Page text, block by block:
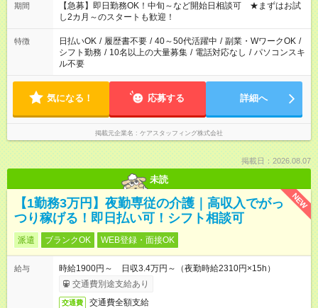
期間
【急募】即日勤務OK！中旬～など開始日相談可 ★まずはお試
し2カ月～のスタートも歓迎！
特徴 日払いOK / 履歴書不要 / 40～50代活躍中 / 副業・WワークOK /
シフト勤務 / 10名以上の大量募集 / 電話対応なし / パソコンスキ
ル不要
気になる！ 応募する 詳細へ
掲載元企業名 ケアスタッフィング株式会社
掲載日：2026.08.07
未読
NEW
【1勤務3万円】夜勤専従の介護｜高収入でがっ
つり稼げる！即日払い可！シフト相談可
派遣 ブランクOK WEB登録・面接OK
給与
時給1900円～ 日収3.4万円～（夜勤時給2310円×15h）
交通費別途支給あり
交通費 交通費全額支給